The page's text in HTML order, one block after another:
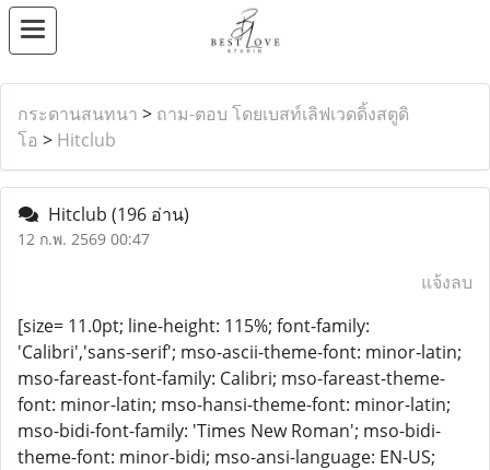
กระดานสนทนา > ถาม-ตอบ โดยเบสท์เลิฟเวดดิ้งสตูดิ
โอ > Hitclub
Hitclub (196 อ่าน)
12 ก.พ. 2569 00:47
แจ้งลบ
[size= 11.0pt; line-height: 115%; font-family:
'Calibri','sans-serif'; mso-ascii-theme-font: minor-latin;
mso-fareast-font-family: Calibri; mso-fareast-theme-
font: minor-latin; mso-hansi-theme-font: minor-latin;
mso-bidi-font-family: 'Times New Roman'; mso-bidi-
theme-font: minor-bidi; mso-ansi-language: EN-US;